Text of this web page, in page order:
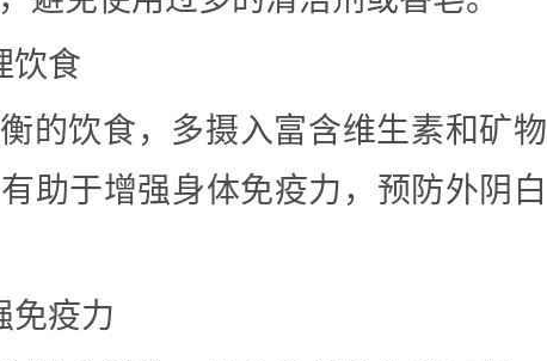
饮食
的饮食，多摄入富含维生素和矿物
助于增强身体免疫力，预防外阴白
免疫力